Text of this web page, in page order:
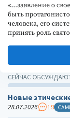
«…заявление о
быть
человека, его
принять роль
СЕЙЧАС
Новые
28.07.2026 19